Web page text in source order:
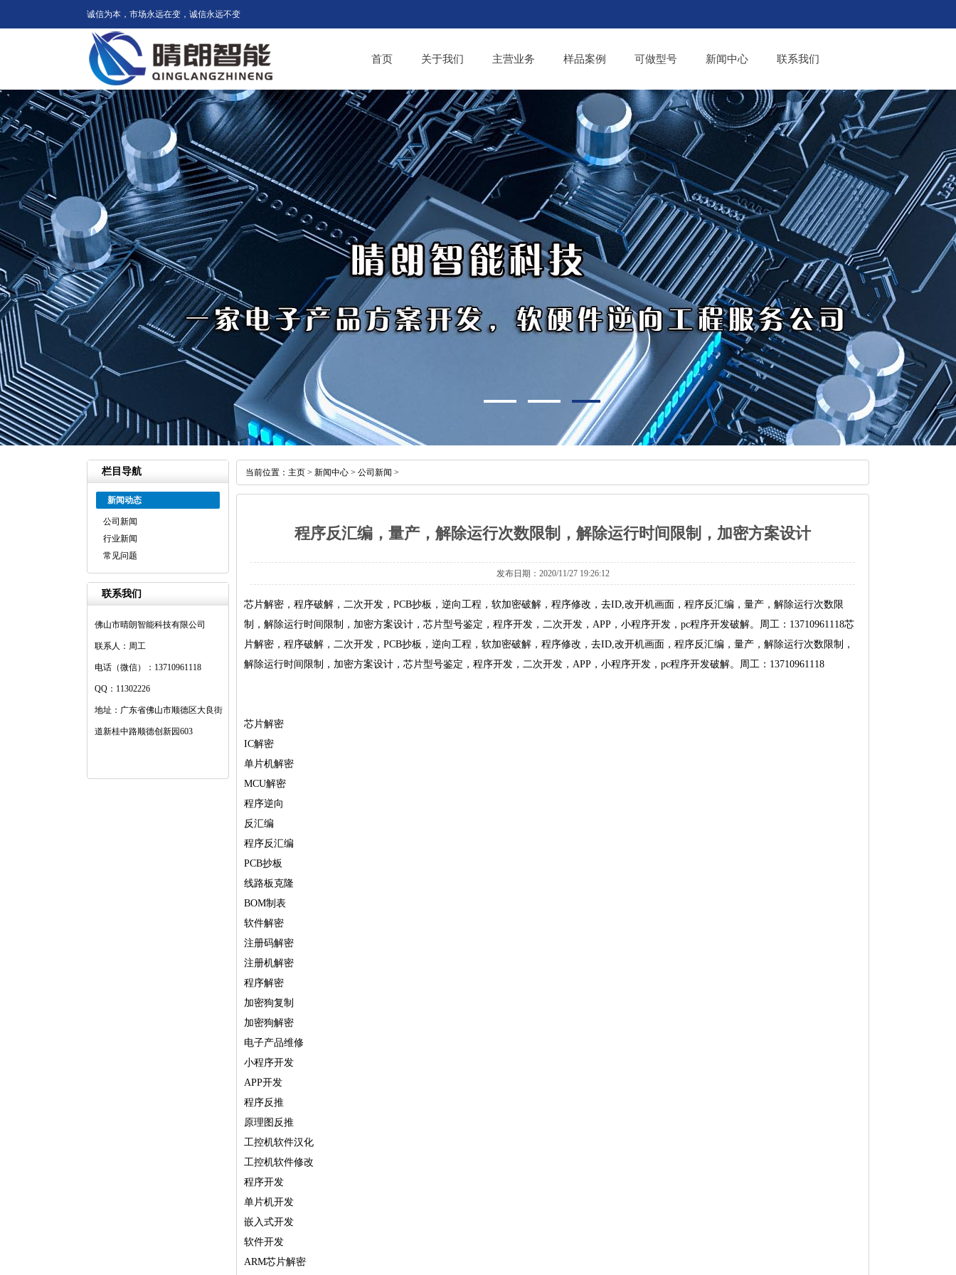
诚信为本，市场永远在变，诚信永远不变
首页 关于我们 主营业务 样品案例 可做型号 新闻中心 联系我们
栏目导航
新闻动态
公司新闻
行业新闻
常见问题
联系我们
佛山市晴朗智能科技有限公司
联系人：周工
电话（微信）：13710961118
QQ：11302226
地址：广东省佛山市顺德区大良街
道新桂中路顺德创新园603
当前位置： 主页 > 新闻中心 > 公司新闻 >
程序反汇编，量产，解除运行次数限制，解除运行时间限制，加密方案设计
发布日期：2020/11/27 19:26:12
芯片解密，程序破解，二次开发，PCB抄板，逆向工程，软加密破解，程序修改，去ID,改开机画面，程序反汇编，量产，解除运行次数限
制，解除运行时间限制，加密方案设计，芯片型号鉴定，程序开发，二次开发，APP，小程序开发，pc程序开发破解。周工：13710961118芯
片解密，程序破解，二次开发，PCB抄板，逆向工程，软加密破解，程序修改，去ID,改开机画面，程序反汇编，量产，解除运行次数限制，
解除运行时间限制，加密方案设计，芯片型号鉴定，程序开发，二次开发，APP，小程序开发，pc程序开发破解。周工：13710961118
芯片解密
IC解密
单片机解密
MCU解密
程序逆向
反汇编
程序反汇编
PCB抄板
线路板克隆
BOM制表
软件解密
注册码解密
注册机解密
程序解密
加密狗复制
加密狗解密
电子产品维修
小程序开发
APP开发
程序反推
原理图反推
工控机软件汉化
工控机软件修改
程序开发
单片机开发
嵌入式开发
软件开发
ARM芯片解密